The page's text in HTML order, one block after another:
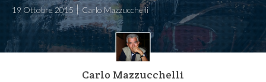
19 Ottobre 2015 Carlo Mazzucchelli
Carlo Mazzucchelli